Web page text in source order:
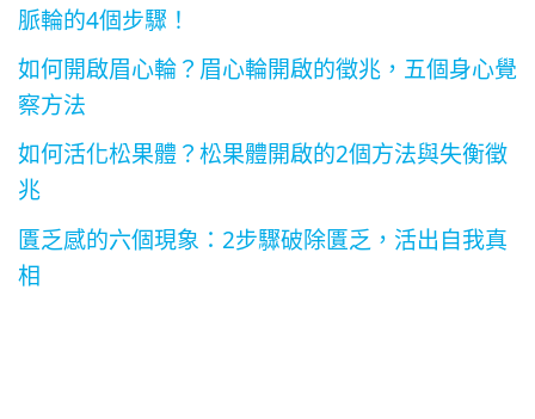
脈輪的4個步驟！
如何開啟眉心輪？眉心輪開啟的徵兆，五個身心覺
察方法
如何活化松果體？松果體開啟的2個方法與失衡徵
兆
匱乏感的六個現象：2步驟破除匱乏，活出自我真
相